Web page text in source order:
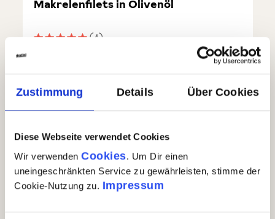
Zustimmung Details Über Cookies
Diese Webseite verwendet Cookies
Wir verwenden Cookies. Um Dir einen
uneingeschränkten Service zu gewährleisten, stimme der
Cookie-Nutzung zu. Impressum
Durchschnittliche Bewertung von 5 von 5 Sternen
(4)
Makrelenfilets in Olivenöl
In den Warenkorb
Auf Lager| Nr.74094 Menge1 x 90gGP: 55,44€/kg